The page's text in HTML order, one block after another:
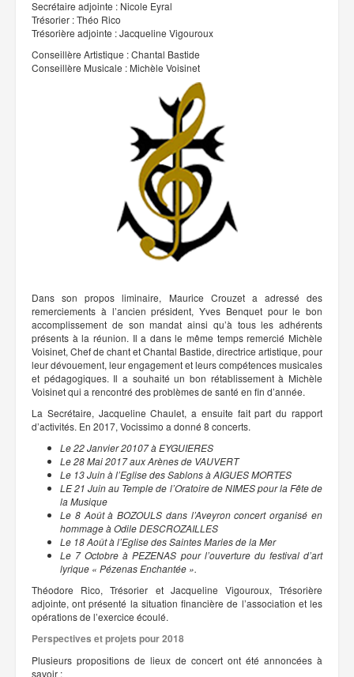
Secrétaire adjointe : Nicole Eyral
Trésorier : Théo Rico
Trésorière adjointe : Jacqueline Vigouroux
Conseillère Artistique : Chantal Bastide
Conseillère Musicale : Michèle Voisinet
Dans son propos liminaire, Maurice Crouzet a adressé des
remerciements à l’ancien président, Yves Benquet pour le bon
accomplissement de son mandat ainsi qu’à tous les adhérents
présents à la réunion. Il a dans le même temps remercié Michèle
Voisinet, Chef de chant et Chantal Bastide, directrice artistique, pour
leur dévouement, leur engagement et leurs compétences musicales
et pédagogiques. Il a souhaité un bon rétablissement à Michèle
Voisinet qui a rencontré des problèmes de santé en fin d’année.
La Secrétaire, Jacqueline Chaulet, a ensuite fait part du rapport
d’activités. En 2017, Vocissimo a donné 8 concerts.
Le 22 Janvier 20107 à EYGUIERES
Le 28 Mai 2017 aux Arènes de VAUVERT
Le 13 Juin à l’Eglise des Sablons à AIGUES MORTES
LE 21 Juin au Temple de l’Oratoire de NIMES pour la Fête de
la Musique
Le 8 Août à BOZOULS dans l’Aveyron concert organisé en
hommage à Odile DESCROZAILLES
Le 18 Août à l’Eglise des Saintes Maries de la Mer
Le 7 Octobre à PEZENAS pour l’ouverture du festival d’art
lyrique « Pézenas Enchantée ».
Théodore Rico, Trésorier et Jacqueline Vigouroux, Trésorière
adjointe, ont présenté la situation financière de l’association et les
opérations de l’exercice écoulé.
Perspectives et projets pour 2018
Plusieurs propositions de lieux de concert ont été annoncées à
savoir :